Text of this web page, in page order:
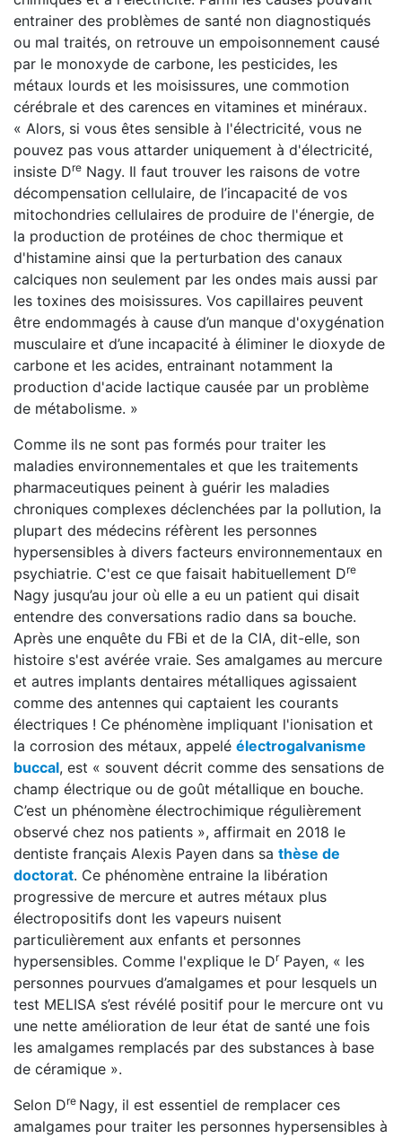
entrainer des problèmes de santé non diagnostiqués
ou mal traités, on retrouve un empoisonnement causé
par le monoxyde de carbone, les pesticides, les
métaux lourds et les moisissures, une commotion
cérébrale et des carences en vitamines et minéraux.
« Alors, si vous êtes sensible à l'électricité, vous ne
pouvez pas vous attarder uniquement à d'électricité,
insiste Dre Nagy. Il faut trouver les raisons de votre
décompensation cellulaire, de l’incapacité de vos
mitochondries cellulaires de produire de l'énergie, de
la production de protéines de choc thermique et
d'histamine ainsi que la perturbation des canaux
calciques non seulement par les ondes mais aussi par
les toxines des moisissures. Vos capillaires peuvent
être endommagés à cause d’un manque d'oxygénation
musculaire et d’une incapacité à éliminer le dioxyde de
carbone et les acides, entrainant notamment la
production d'acide lactique causée par un problème
de métabolisme. »
Comme ils ne sont pas formés pour traiter les
maladies environnementales et que les traitements
pharmaceutiques peinent à guérir les maladies
chroniques complexes déclenchées par la pollution, la
plupart des médecins réfèrent les personnes
hypersensibles à divers facteurs environnementaux en
psychiatrie. C'est ce que faisait habituellement Dre
Nagy jusqu’au jour où elle a eu un patient qui disait
entendre des conversations radio dans sa bouche.
Après une enquête du FBi et de la CIA, dit-elle, son
histoire s'est avérée vraie. Ses amalgames au mercure
et autres implants dentaires métalliques agissaient
comme des antennes qui captaient les courants
électriques ! Ce phénomène impliquant l'ionisation et
la corrosion des métaux, appelé électrogalvanisme
buccal, est « souvent décrit comme des sensations de
champ électrique ou de goût métallique en bouche.
C’est un phénomène électrochimique régulièrement
observé chez nos patients », affirmait en 2018 le
dentiste français Alexis Payen dans sa thèse de
doctorat. Ce phénomène entraine la libération
progressive de mercure et autres métaux plus
électropositifs dont les vapeurs nuisent
particulièrement aux enfants et personnes
hypersensibles. Comme l'explique le DrPayen, « les
personnes pourvues d’amalgames et pour lesquels un
test MELISA s’est révélé positif pour le mercure ont vu
une nette amélioration de leur état de santé une fois
les amalgames remplacés par des substances à base
de céramique ».
Selon Dre Nagy, il est essentiel de remplacer ces
amalgames pour traiter les personnes hypersensibles à